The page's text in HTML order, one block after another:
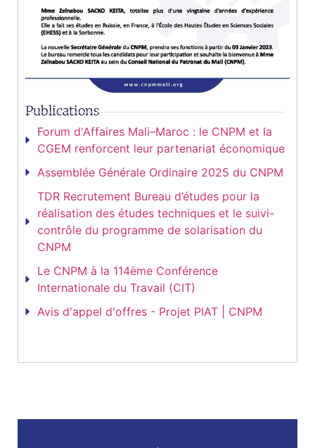
Publications
Forum d'Affaires Mali–Maroc : le CNPM et la
CGEM renforcent leur partenariat économique
Assemblée Générale Ordinaire 2025 du CNPM
TDR Recrutement Bureau d’études pour la
réalisation des études techniques et le suivi-
contrôle du programme de solarisation du
CNPM
Le CNPM à la 114ème Conférence
Internationale du Travail (CIT)
Avis d'appel d'offres - Projet PIAT | CNPM